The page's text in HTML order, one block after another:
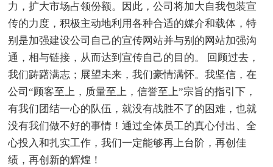
力，扩大市场占领份额。因此，公司将加大自我包装宣
传的力度，积极主动地利用各种合适的媒介和载体，特
别是加强建设公司自己的宣传网站并与别的网站加强沟
通，相与链接，从而达到宣传自己的目的。 回顾过去，
我们踌躇满志；展望未来，我们豪情满怀。我坚信，在
公司“顾客至上，质量至上，信誉至上”宗旨的指引下，
有我们团结一心的队伍，就没有战胜不了的困难，也就
没有我们做不好的事情！通过全体员工的真心付出、全
心投入和扎实工作，我们一定能够再上台阶，再创佳
绩，再创新的辉煌！